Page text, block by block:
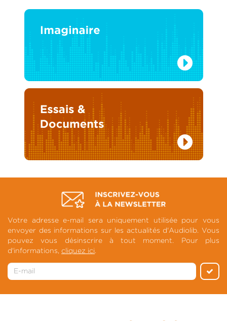
Votre adresse e-mail sera uniquement utilisée pour vous
envoyer des informations sur les actualités d'Audiolib. Vous
pouvez vous désinscrire à tout moment. Pour plus
d'informations, cliquez ici.